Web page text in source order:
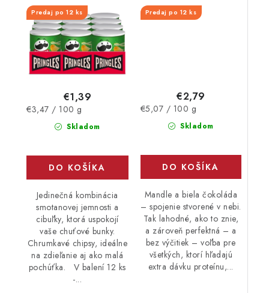
Predaj po 12 ks
Skladom
€1,39
Jednotková
€3,47 / 100 g
DO KOŠÍKA
Jedinečná kombinácia
smotanovej jemnosti a
cibuľky, ktorá uspokojí
vaše chuťové bunky.
Chrumkavé chipsy, ideálne
na zdieľanie aj ako malá
pochúťka. V balení 12 ks
-...
Predaj po 12 ks
Skladom
€2,79
Jednotková
€5,07 / 100 g
DO KOŠÍKA
Mandle a biela čokoláda
– spojenie stvorené v nebi.
Tak lahodné, ako to znie,
a zároveň perfektná – a
bez výčitiek – voľba pre
všetkých, ktorí hľadajú
extra dávku proteínu,...